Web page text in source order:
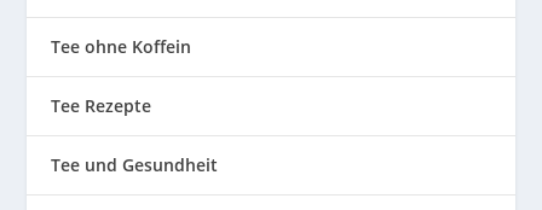
Tee ohne Koffein
Tee Rezepte
Tee und Gesundheit